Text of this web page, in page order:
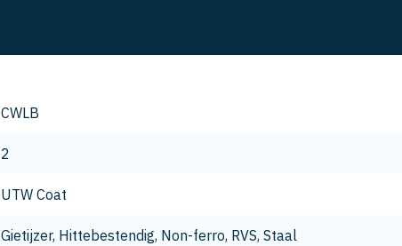
CWLB
2
UTW Coat
Gietijzer, Hittebestendig, Non-ferro, RVS, Staal